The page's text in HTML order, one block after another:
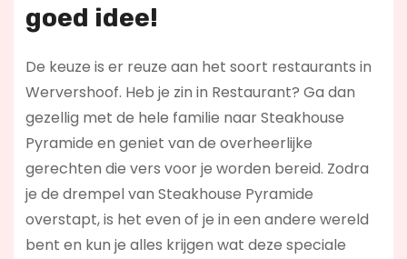
goed idee!
De keuze is er reuze aan het soort restaurants in
Wervershoof. Heb je zin in Restaurant? Ga dan
gezellig met de hele familie naar Steakhouse
Pyramide en geniet van de overheerlijke
gerechten die vers voor je worden bereid. Zodra
je de drempel van Steakhouse Pyramide
overstapt, is het even of je in een andere wereld
bent en kun je alles krijgen wat deze speciale